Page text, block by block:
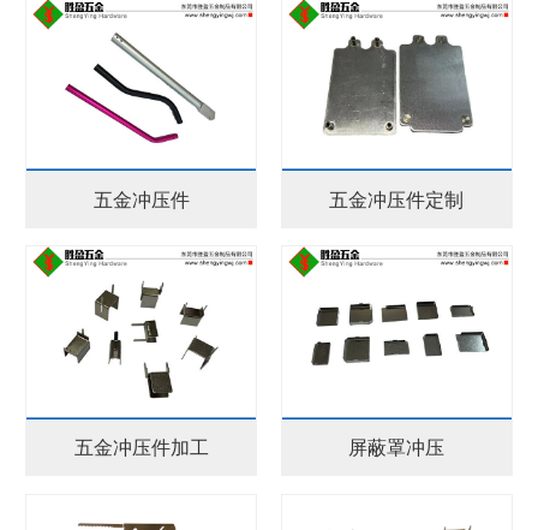
五金冲压件 五金冲压件定制
五金冲压件加工 屏蔽罩冲压